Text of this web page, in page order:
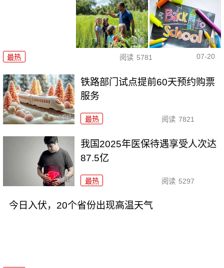
最热 阅读 5781 07-20
铁路部门试点提前60天预约购票
服务
最热 阅读 7821
我国2025年医保待遇享受人次达
87.5亿
最热 阅读 5297
今日入伏，20个省份出现高温天气